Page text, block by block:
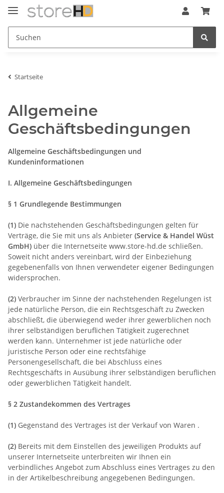
Startseite
Allgemeine
Geschäftsbedingungen
Allgemeine Geschäftsbedingungen und
Kundeninformationen
I. Allgemeine Geschäftsbedingungen
§ 1 Grundlegende Bestimmungen
(1) Die nachstehenden Geschäftsbedingungen gelten für
Verträge, die Sie mit uns als Anbieter (Service & Handel Wüst
GmbH) über die Internetseite www.store-hd.de schließen.
Soweit nicht anders vereinbart, wird der Einbeziehung
gegebenenfalls von Ihnen verwendeter eigener Bedingungen
widersprochen.
(2) Verbraucher im Sinne der nachstehenden Regelungen ist
jede natürliche Person, die ein Rechtsgeschäft zu Zwecken
abschließt, die überwiegend weder ihrer gewerblichen noch
ihrer selbständigen beruflichen Tätigkeit zugerechnet
werden kann. Unternehmer ist jede natürliche oder
juristische Person oder eine rechtsfähige
Personengesellschaft, die bei Abschluss eines
Rechtsgeschäfts in Ausübung ihrer selbständigen beruflichen
oder gewerblichen Tätigkeit handelt.
§ 2 Zustandekommen des Vertrages
(1) Gegenstand des Vertrages ist der Verkauf von Waren .
(2) Bereits mit dem Einstellen des jeweiligen Produkts auf
unserer Internetseite unterbreiten wir Ihnen ein
verbindliches Angebot zum Abschluss eines Vertrages zu den
in der Artikelbeschreibung angegebenen Bedingungen.